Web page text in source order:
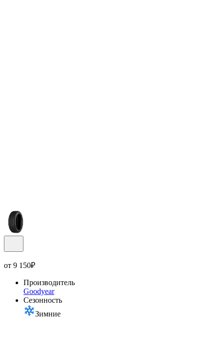
от 9 150₽
Производитель
Goodyear
Сезонность
Зимние